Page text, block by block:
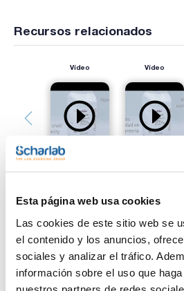
Esta página web usa cookies
Las cookies de este sitio web se
el contenido y los anuncios,
sociales y analizar el tráfico.
información sobre el uso que
Recursos relacionados
Vídeo Vídeo
Imprimir ficha de
producto
Características
Descripción : Maltosa
Tipo de envase : Frasco de plástico
Presentación : 500g